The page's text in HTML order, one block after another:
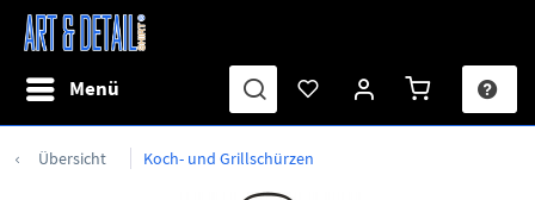
Menü
Übersicht Koch- und Grillschürzen